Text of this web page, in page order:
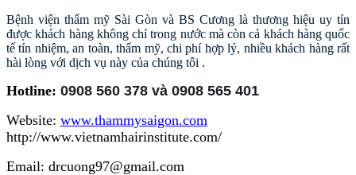
Bệnh viện thẩm mỹ Sài Gòn và BS Cương là thương hiệu uy tín
được khách hàng không chỉ trong nước mà còn cả khách hàng quốc
tế tín nhiệm, an toàn, thẩm mỹ, chi phí hợp lý, nhiều khách hàng rất
hài lòng với dịch vụ này của chúng tôi .
Hotline: 0908 560 378 và 0908 565 401
Website: www.thammysaigon.com
http://www.vietnamhairinstitute.com/
Email: drcuong97@gmail.com